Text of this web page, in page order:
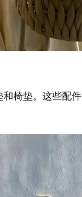
和椅垫。这些配件